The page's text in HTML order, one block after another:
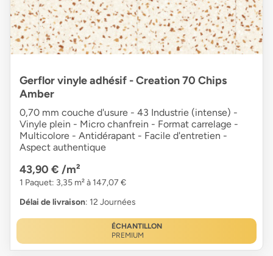
Gerflor vinyle adhésif - Creation 70 Chips
Amber
0,70 mm couche d'usure - 43 Industrie (intense) -
Vinyle plein - Micro chanfrein - Format carrelage -
Multicolore - Antidérapant - Facile d'entretien -
Aspect authentique
43,90 € /m²
1 Paquet: 3,35 m² à 147,07 €
Délai de livraison: 12 Journées
ÉCHANTILLON
PREMIUM